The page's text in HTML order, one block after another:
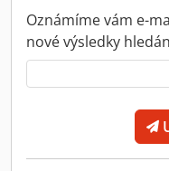
Oznámíme vám e-
nové výsledky